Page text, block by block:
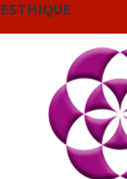
ESTHIQUE